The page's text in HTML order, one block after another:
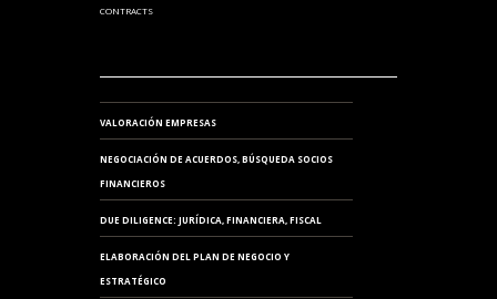
CONTRACTS
VALORACIÓN EMPRESAS
NEGOCIACIÓN DE ACUERDOS, BÚSQUEDA SOCIOS
FINANCIEROS
DUE DILIGENCE: JURÍDICA, FINANCIERA, FISCAL
ELABORACIÓN DEL PLAN DE NEGOCIO Y
ESTRATÉGICO